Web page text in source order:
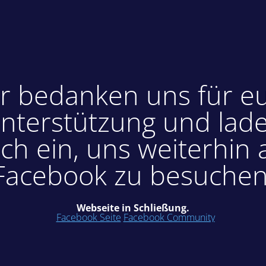
bedanken uns für
und
ein, uns weiterhin
zu
Webseite in Schließung.
Facebook Seite Facebook Community